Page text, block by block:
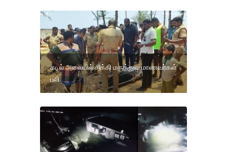
கடல் அலையில் சிக்கி மருத்துவ மாணவர்கள்
பலி